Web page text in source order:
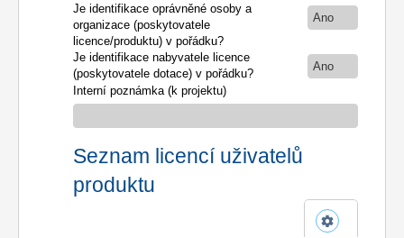
Je identifikace oprávněné osoby a
organizace (poskytovatele
licence/produktu) v pořádku?
Ano
Je identifikace nabyvatele licence
(poskytovatele dotace) v pořádku?
Ano
Interní poznámka (k projektu)
Seznam licencí uživatelů
produktu